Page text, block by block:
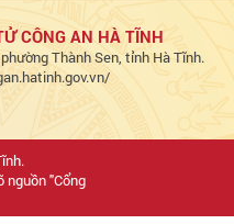
tế - xã hội
toàn hệ thống thông tin,
án 06 và dịch vụ công Bộ
CÔNG AN HÀ TĨNH
Thành Sen, tỉnh Hà Tĩnh.
nguồn "Cổng